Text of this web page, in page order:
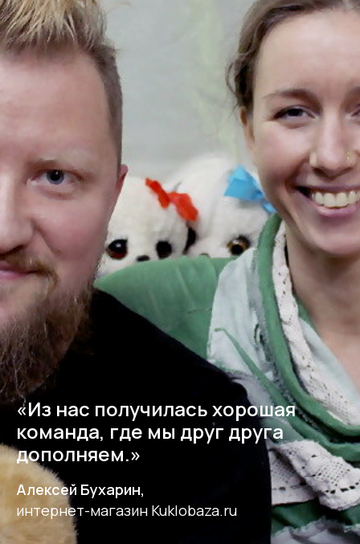
«Из нас получилась хорошая
команда, где мы друг друга
дополняем.»
Алексей Бухарин,
интернет-магазин Kuklobaza.ru